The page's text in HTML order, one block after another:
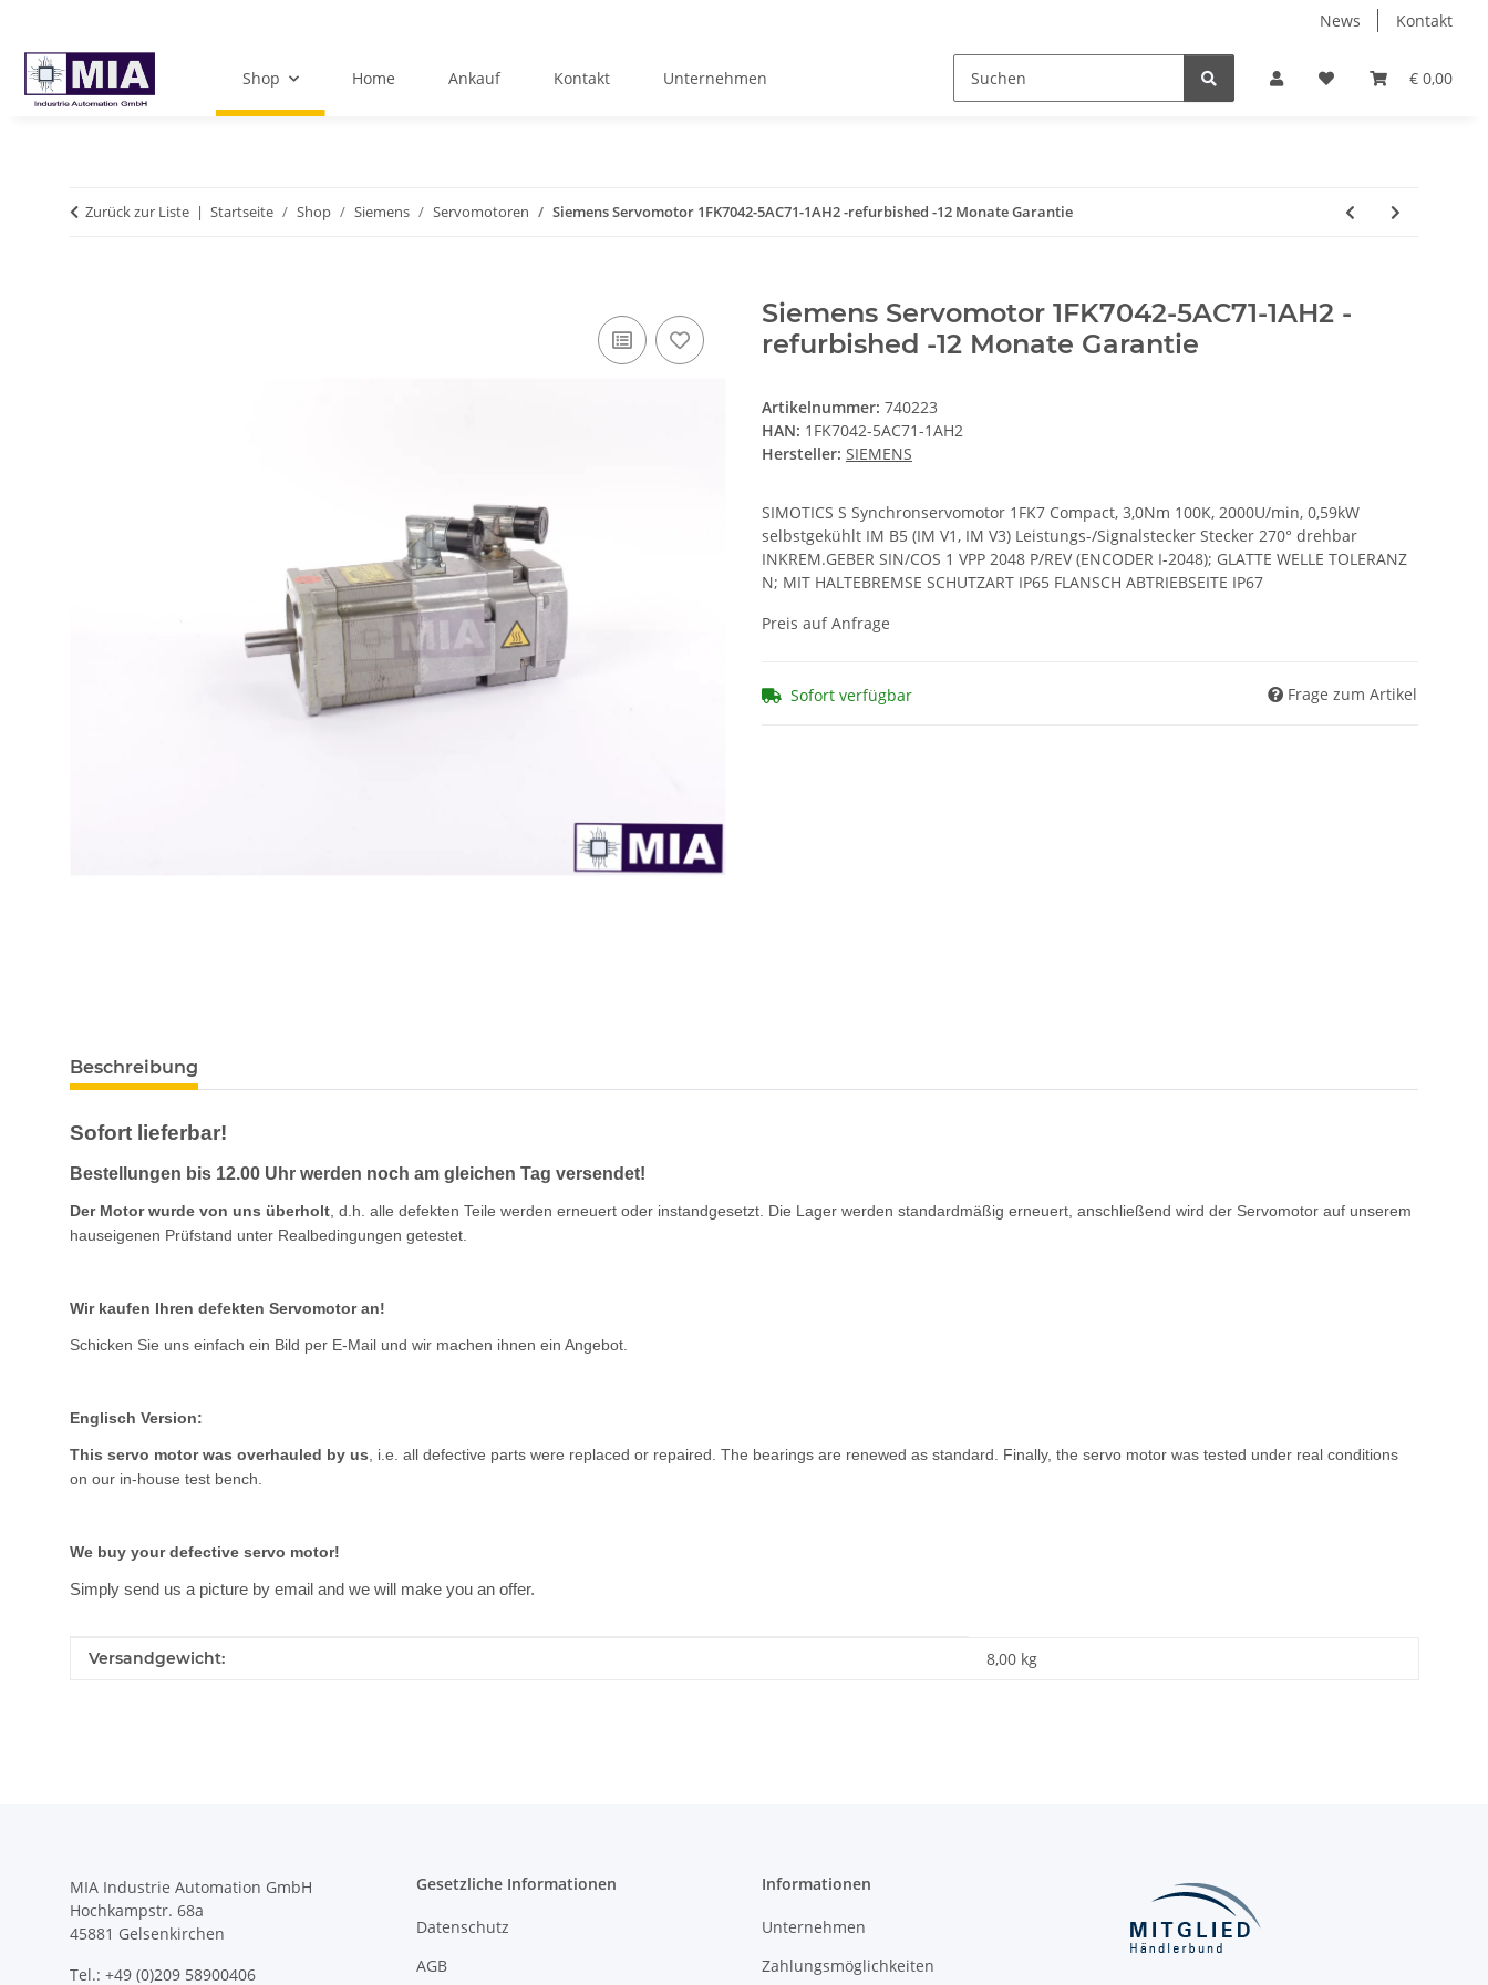
News Kontakt
€ 0,00
Shop Home Ankauf Kontakt Unternehmen
Zurück zur Liste Startseite Shop Siemens Servomotoren Siemens Servomotor 1FK7042-5AC71-1AH2 -refurbished -12 Monate Garantie
Siemens Servomotor 1FK7042-5AC71-1AH2 -
refurbished -12 Monate Garantie
Artikelnummer: 740223
HAN: 1FK7042-5AC71-1AH2
Hersteller: SIEMENS
SIMOTICS S Synchronservomotor 1FK7 Compact, 3,0Nm 100K, 2000U/min, 0,59kW
selbstgekühlt IM B5 (IM V1, IM V3) Leistungs-/Signalstecker Stecker 270° drehbar
INKREM.GEBER SIN/COS 1 VPP 2048 P/REV (ENCODER I-2048); GLATTE WELLE TOLERANZ
N; MIT HALTEBREMSE SCHUTZART IP65 FLANSCH ABTRIEBSEITE IP67
Preis auf Anfrage
Sofort verfügbar Frage zum Artikel
Beschreibung
Sofort lieferbar!
Bestellungen bis 12.00 Uhr werden noch am gleichen Tag versendet!
Der Motor wurde von uns überholt, d.h. alle defekten Teile werden erneuert oder instandgesetzt. Die Lager werden standardmäßig erneuert, anschließend wird der Servomotor auf unserem
hauseigenen Prüfstand unter Realbedingungen getestet.
Wir kaufen Ihren defekten Servomotor an!
Schicken Sie uns einfach ein Bild per E-Mail und wir machen ihnen ein Angebot.
Englisch Version:
This servo motor was overhauled by us, i.e. all defective parts were replaced or repaired. The bearings are renewed as standard. Finally, the servo motor was tested under real conditions
on our in-house test bench.
We buy your defective servo motor!
Simply send us a picture by email and we will make you an offer.
Produkteigenschaft
Wert
Versandgewicht: 8,00 kg
MIA Industrie Automation GmbH
Hochkampstr. 68a
45881 Gelsenkirchen
Tel.: +49 (0)209 58900406
Gesetzliche Informationen
Datenschutz
AGB
Informationen
Unternehmen
Zahlungsmöglichkeiten